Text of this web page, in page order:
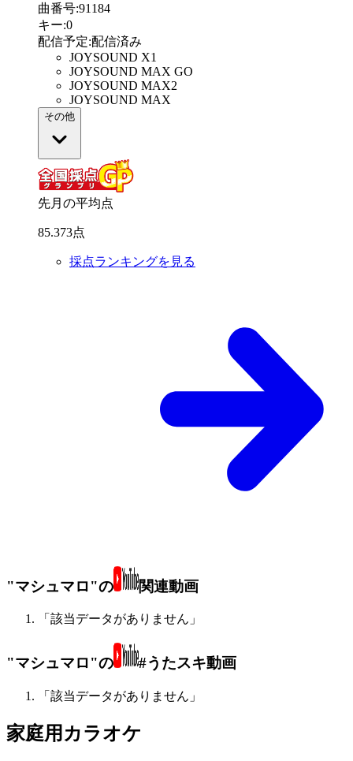
曲番号:91184
キー:0
配信予定:配信済み
JOYSOUND X1
JOYSOUND MAX GO
JOYSOUND MAX2
JOYSOUND MAX
その他
先月の平均点
85.373点
採点ランキングを見る
"マシュマロ"の 関連動画
「該当データがありません」
"マシュマロ"の #うたスキ動画
「該当データがありません」
家庭用カラオケ